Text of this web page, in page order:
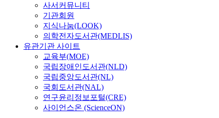
사서커뮤니티
기관회원
지식나눔(LOOK)
의학전자도서관(MEDLIS)
유관기관 사이트
교육부(MOE)
국립장애인도서관(NLD)
국립중앙도서관(NL)
국회도서관(NAL)
연구윤리정보포털(CRE)
사이언스온 (ScienceON)